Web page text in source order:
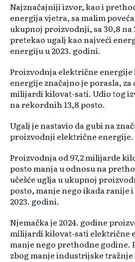
Najznačajniji izvor, kao i
energija vjetra, sa malim
ukupnoj proizvodnji, sa 30,8 na
pretekao ugalj kao najveći
energiju u 2023. godini.
Proizvodnja električne energije
energije značajno je porasla, za
milijardi kilovat-sati. Udio tog
na rekordnih 13,8 posto.
Ugalj je nastavio da gubi na
proizvodnji električne energije.
Proizvodnja od 97,2 milijarde
posto manja u odnosu na
učešće uglja u ukupnoj
posto, manje nego ikada ranije i
2023. godini.
Njemačka je 2024. godine
milijardi kilovat-sati električne
manje nego prethodne godine.
zbog manje industrijske tražnje